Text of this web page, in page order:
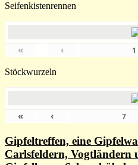
Seifenkistenrennen
« ‹
Stöckwurzeln
« ‹
Gipfeltreffen, eine
Carlsfeldern, Vogtländern